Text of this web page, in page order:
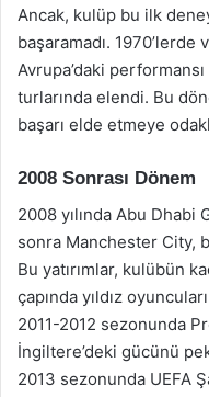
Ancak, kulüp bu ilk
başaramadı. 1970’lerde
Avrupa’daki
turlarında elendi. Bu
başarı elde etmeye
2008 Sonrası Dönem
2008 yılında Abu Dhabi
sonra Manchester City,
Bu yatırımlar, kulübün
çapında yıldız
2011-2012 sezonunda
İngiltere’deki gücünü
2013 sezonunda UEFA